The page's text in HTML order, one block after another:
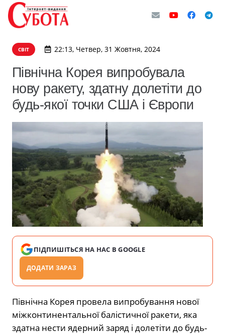
СВІТ 22:13, Четвер, 31 Жовтня, 2024
Північна Корея випробувала
нову ракету, здатну долетіти до
будь-якої точки США і Європи
ПІДПИШІТЬСЯ НА НАС В GOOGLE
ДОДАТИ ЗАРАЗ
Північна Корея провела випробування нової
міжконтинентальної балістичної ракети, яка
здатна нести ядерний заряд і долетіти до будь-